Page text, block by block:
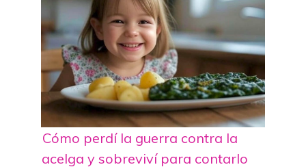
Cómo perdí la guerra contra la
acelga y sobreviví para contarlo